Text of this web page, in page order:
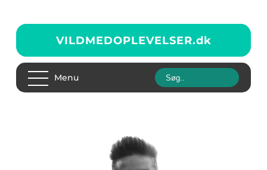
VILDMEDOPLEVELSER.dk
Menu